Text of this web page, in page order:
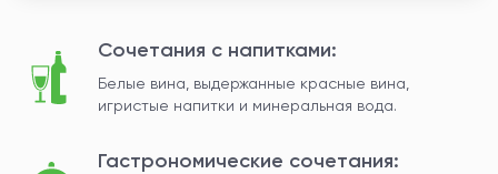
Сочетания с напитками:
Белые вина, выдержанные красные вина,
игристые напитки и минеральная вода.
Гастрономические сочетания: